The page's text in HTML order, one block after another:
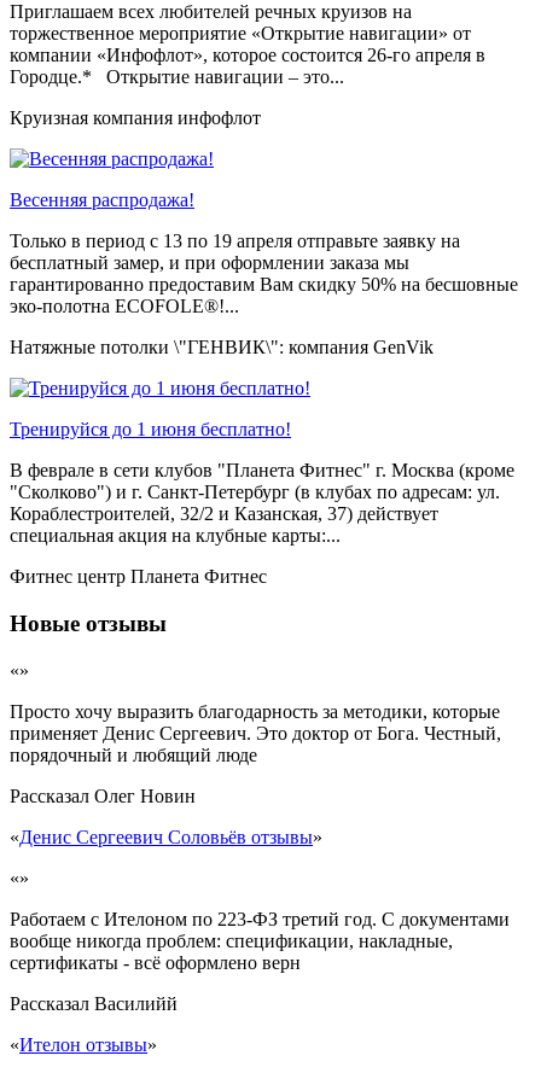
Приглашаем всех любителей речных круизов на
торжественное мероприятие «Открытие навигации» от
компании «Инфофлот», которое состоится 26-го апреля в
Городце.* Открытие навигации – это...
Круизная компания инфофлот
Весенняя распродажа!
Только в период c 13 по 19 апреля отправьте заявку на
бесплатный замер, и при оформлении заказа мы
гарантированно предоставим Вам скидку 50% на бесшовные
эко-полотна ECOFOLE®!...
Натяжные потолки \"ГЕНВИК\": компания GenVik
Тренируйся до 1 июня бесплатно!
В феврале в сети клубов "Планета Фитнес" г. Москва (кроме
"Сколково") и г. Санкт-Петербург (в клубах по адресам: ул.
Кораблестроителей, 32/2 и Казанская, 37) действует
специальная акция на клубные карты:...
Фитнес центр Планета Фитнес
Новые отзывы
«»
Просто хочу выразить благодарность за методики, которые
применяет Денис Сергеевич. Это доктор от Бога. Честный,
порядочный и любящий люде
Рассказал Олег Новин
«Денис Сергеевич Соловьёв отзывы»
«»
Работаем с Ителоном по 223-ФЗ третий год. С документами
вообще никогда проблем: спецификации, накладные,
сертификаты - всё оформлено верн
Рассказал Василийй
«Ителон отзывы»